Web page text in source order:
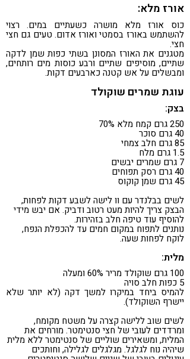
אורז מלא:
כוס אורז מלא מושרה כשעתיים במים. רצוי
להשתמש באורז בסמטי ואורז אדום. טעים גם חצי
חצי.
מטגנים את האורז המסונן בשתי כפות שמן לדקה
שתיים, מוסיפים שתיים ורבע כוסות מים רותחים,
ומבשלים על אש קטנה כארבעים דקות.
עוגת שמרים שוקולד
בצק:
250 גרם קמח מלא 70%
40 גרם סוכר
85 גרם חלב צמחי
1.5 גרם מלח
7 גרם שמרים יבשים
40 גרם רסק תפוחים
45 גרם שמן קוקוס
לשים בבלנדר עם וו לישה לשבע דקות לפחות,
הבצק צריך להיות מעט רטוב ודביק. אם יבש מידי
להוסיף עוד טיפה חלב בזהירות.
נותנים לתפוח במקום חמים עד להכפלת הנפח,
לוקח לפחות שעה.
מלית:
100 גרם שוקולד מריר 60% ומעלה
5 כפות חלב סויה
להמיס ביחד במיקרו למשך דקה (לא יותר שלא
יישרף השוקולד).
לשים שוב ללישה קצרה על משטח מקומח,
ומרדדים לעובי של חצי סנטימטר. מורחים את
המלית, ומשאירים שוליים של סנטימטר ללא מלית
שיהיה נוח לגלגל. מגלגלים לגלילה, וחותכים